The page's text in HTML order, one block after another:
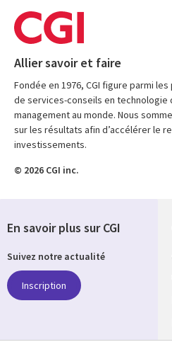
Allier savoir et faire
Fondée en 1976, CGI figure parmi
de services-conseils en technologie
management au monde. Nous
sur les résultats afin d’accélérer le
investissements.
© 2026 CGI inc.
En savoir plus sur CGI
Suivez notre actualité
Inscription